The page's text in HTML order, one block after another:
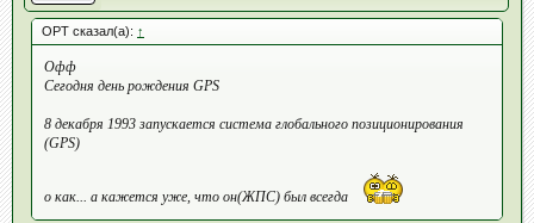
OPT сказал(а): ↑
Офф
Сегодня день рождения GPS
8 декабря 1993 запускается система глобального позиционирования
(GPS)
о как... а кажется уже, что он(ЖПС) был всегда